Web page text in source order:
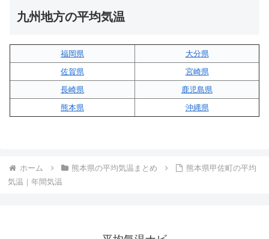
九州地方の平均気温
福岡県
大分県
佐賀県
宮崎県
長崎県
鹿児島県
熊本県
沖縄県
ホーム 熊本県の平均気温まとめ
熊本県甲佐町の平均
気温｜年間気温